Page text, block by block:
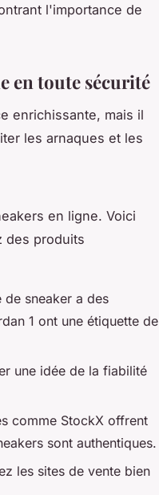
l'importance de
en toute sécurité
enrichissante, mais il
les arnaques et les
en ligne. Voici
des produits
de sneaker a des
1 ont une étiquette de
une idée de la fiabilité
comme StockX offrent
sont authentiques.
les sites de vente bien